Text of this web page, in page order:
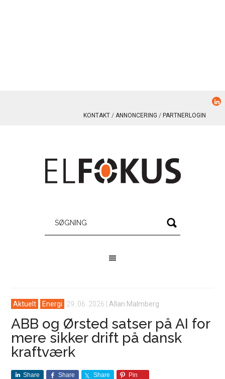
KONTAKT ANNONCERING PARTNERLOGIN
Aktuelt Energi 29. 06. 2026 Allan Malmberg
ABB og Ørsted satser på AI for
mere sikker drift på dansk
kraftværk
Share Share Share Pin